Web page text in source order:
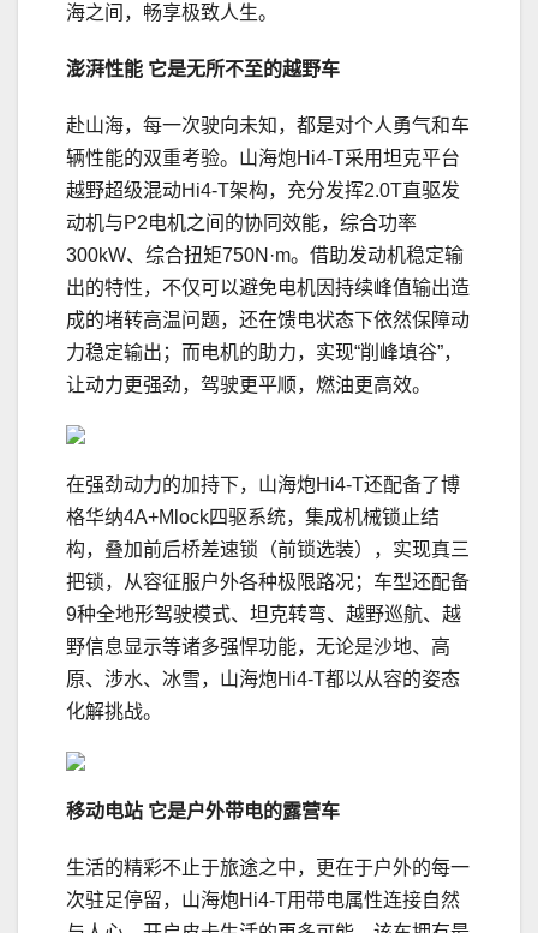
海之间，畅享极致人生。
澎湃性能 它是无所不至的越野车
赴山海，每一次驶向未知，都是对个人勇气和车
辆性能的双重考验。山海炮Hi4-T采用坦克平台
越野超级混动Hi4-T架构，充分发挥2.0T直驱发
动机与P2电机之间的协同效能，综合功率
300kW、综合扭矩750N·m。借助发动机稳定输
出的特性，不仅可以避免电机因持续峰值输出造
成的堵转高温问题，还在馈电状态下依然保障动
力稳定输出；而电机的助力，实现“削峰填谷”，
让动力更强劲，驾驶更平顺，燃油更高效。
在强劲动力的加持下，山海炮Hi4-T还配备了博
格华纳4A+Mlock四驱系统，集成机械锁止结
构，叠加前后桥差速锁（前锁选装），实现真三
把锁，从容征服户外各种极限路况；车型还配备
9种全地形驾驶模式、坦克转弯、越野巡航、越
野信息显示等诸多强悍功能，无论是沙地、高
原、涉水、冰雪，山海炮Hi4-T都以从容的姿态
化解挑战。
移动电站 它是户外带电的露营车
生活的精彩不止于旅途之中，更在于户外的每一
次驻足停留，山海炮Hi4-T用带电属性连接自然